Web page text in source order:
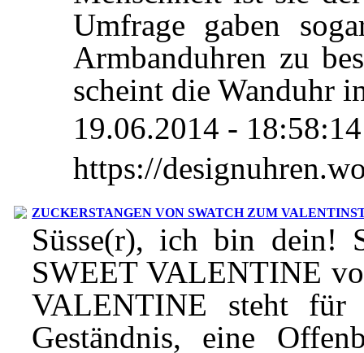
Umfrage gaben
Armbanduhren zu
scheint die Wanduhr
19.06.2014 - 18:58:14
https://
ZUCKERSTANGEN VON SWATCH ZUM
Süsse(r), ich bin dein!
SWEET VALENTINE
VALENTINE steht für
Geständnis, eine